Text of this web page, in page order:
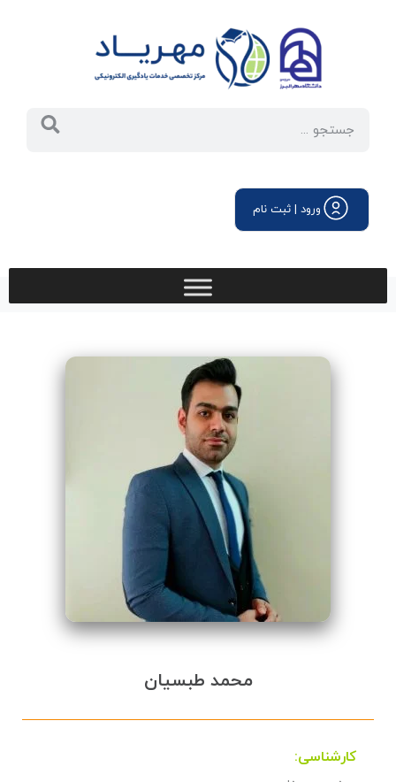
ورود | ثبت نام
محمد طبسیان
کارشناسی: